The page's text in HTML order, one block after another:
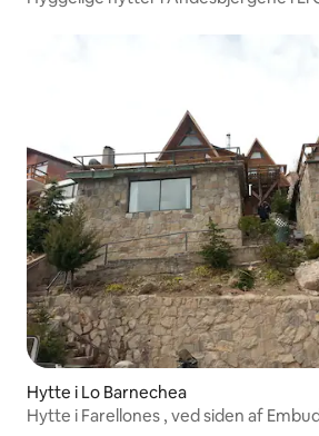
Hytte i Lo Barnechea
Hytte i Farellones , ved siden af